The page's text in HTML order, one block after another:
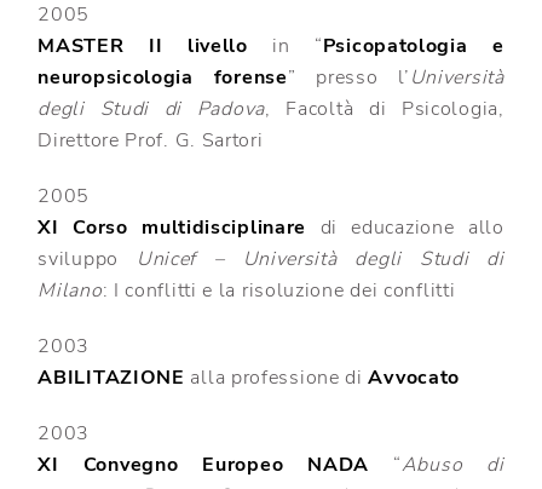
2005
MASTER II livello in “Psicopatologia e
neuropsicologia forense” presso l’Università
degli Studi di Padova, Facoltà di Psicologia,
Direttore Prof. G. Sartori
2005
XI Corso multidisciplinare di educazione allo
sviluppo Unicef – Università degli Studi di
Milano: I conflitti e la risoluzione dei conflitti
2003
ABILITAZIONE alla professione diAvvocato
2003
XI Convegno Europeo NADA “Abuso di